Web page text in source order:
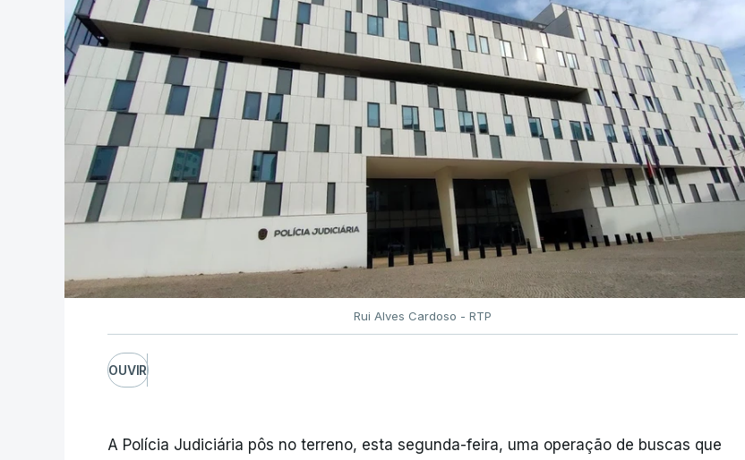
Rui Alves Cardoso - RTP
OUVIR
A Polícia Judiciária pôs no terreno, esta segunda-feira, uma operação de buscas que